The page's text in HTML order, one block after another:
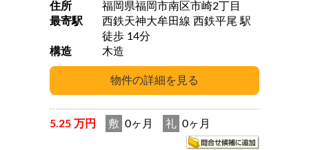
住所
福岡県福岡市南区市崎2丁目
最寄駅
西鉄天神大牟田線 西鉄平尾 駅
徒歩 14分
構造
木造
5.25 万円 敷 0ヶ月 礼 0ヶ月